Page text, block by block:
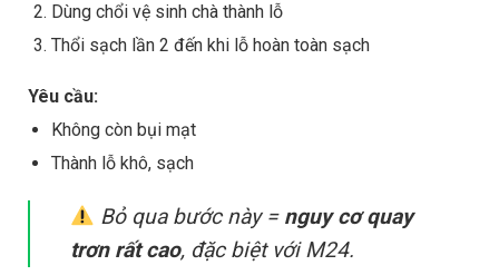
Dùng chổi vệ sinh chà thành lỗ
Thổi sạch lần 2 đến khi lỗ hoàn toàn sạch
Yêu cầu:
Không còn bụi mạt
Thành lỗ khô, sạch
Bỏ qua bước này = nguy cơ quay
trơn rất cao, đặc biệt với M24.